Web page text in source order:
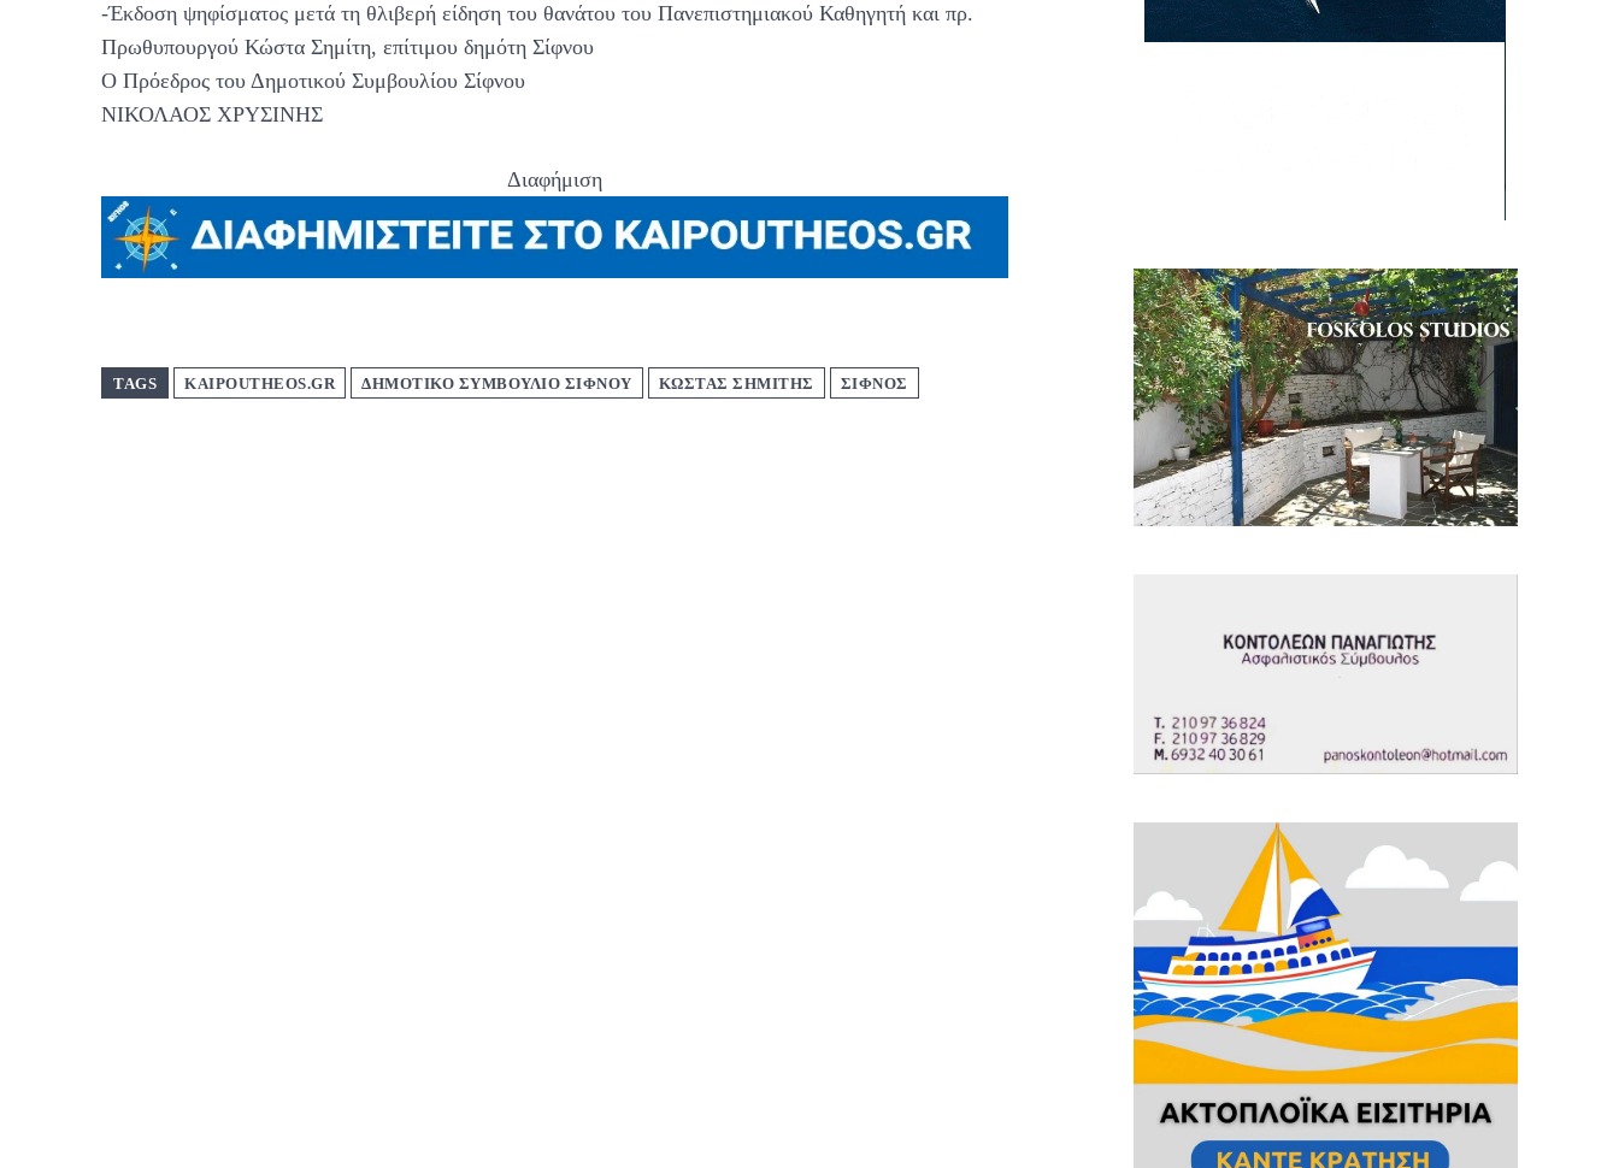
-Έκδοση ψηφίσματος μετά τη θλιβερή είδηση του θανάτου του Πανεπιστημιακού Καθηγητή και πρ.
Πρωθυπουργού Κώστα Σημίτη, επίτιμου δημότη Σίφνου
Ο Πρόεδρος του Δημοτικού Συμβουλίου Σίφνου
ΝΙΚΟΛΑΟΣ ΧΡΥΣΙΝΗΣ
Διαφήμιση
TAGS KAIPOUTHEOS.GR ΔΗΜΟΤΙΚΟ ΣΥΜΒΟΥΛΙΟ ΣΙΦΝΟΥ ΚΩΣΤΑΣ ΣΗΜΙΤΗΣ ΣΙΦΝΟΣ